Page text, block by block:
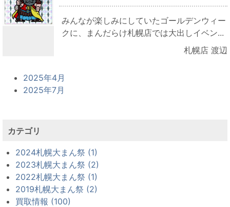
みんなが楽しみにしていたゴールデンウィー
クに、まんだらけ札幌店では大出しイベン...
札幌店 渡辺
2025年4月
2025年7月
カテゴリ
2024札幌大まん祭 (1)
2023札幌大まん祭 (2)
2022札幌大まん祭 (1)
2019札幌大まん祭 (2)
買取情報 (100)